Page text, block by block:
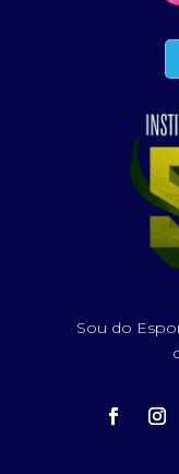
Sou do